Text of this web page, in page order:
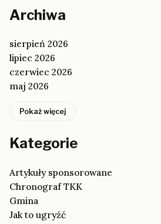
Archiwa
sierpień 2026
lipiec 2026
czerwiec 2026
maj 2026
Pokaż więcej
Kategorie
Artykuły sponsorowane
Chronograf TKK
Gmina
Jak to ugryźć